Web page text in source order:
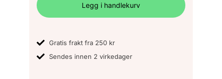
Legg i handlekurv
Gratis frakt fra 250 kr
Sendes innen 2 virkedager